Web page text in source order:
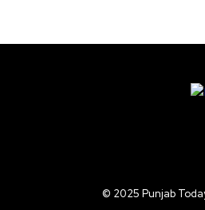
© 2025 Punjab